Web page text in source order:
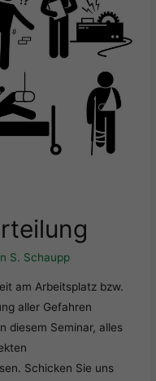
S. Schaupp
am Arbeitsplatz bzw.
aller Gefahren
diesem Seminar, alles
Schicken Sie uns